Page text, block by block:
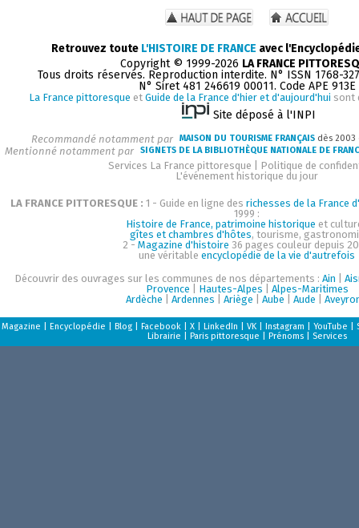
Retrouvez toute L'HISTOIRE DE FRANCE avec
Copyright © 1999-2026 LA FRANCE
Tous droits réservés. Reproduction interdite. N° ISSN 1768-
N° Siret 481 246619 00011. Code APE 913E
La France pittoresque et Guide de la France d'hier et d'aujourd'hui sont
Site déposé à l'INPI
Recommandé notamment par MAISON DU TOURISME FRANÇAIS dès
Mentionné notamment par SIGNETS DE LA BIBLIOTHÈQUE NATIONALE DE
Services La France pittoresque
Politique de
L'événement historique du jour
LA FRANCE PITTORESQUE : 1 - Guide en ligne des richesses de la France
1999 :
Histoire de France, patrimoine historique et
gîtes et chambres d'hôtes, tourisme,
2 - Magazine d'histoire 36 pages couleur depuis
une véritable encyclopédie de la vie d'autrefois
Découvrir des ouvrages sur les communes de nos départements : Ain
Provence
Hautes-Alpes
Alpes-Maritimes
Ardèche
Ardennes Ariège Aube Aude
Magazine Encyclopédie Blog| Facebook| X| LinkedIn VK| Instagram YouTube
Librairie
Paris pittoresque Prénoms| Services